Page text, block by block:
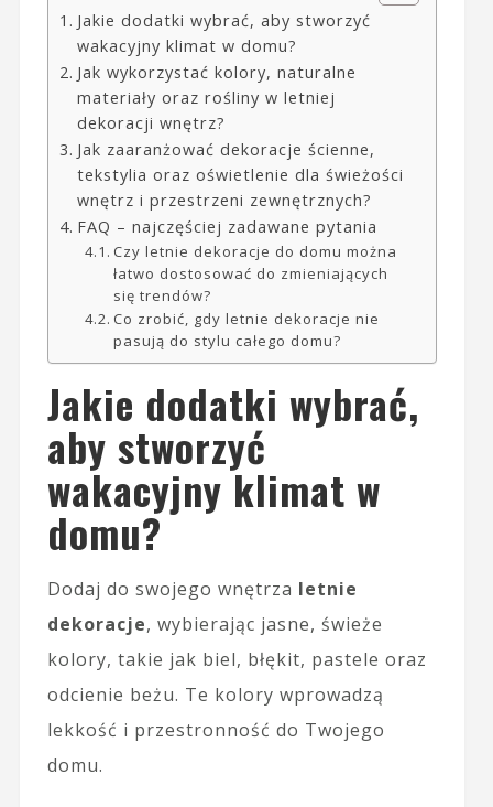
Jakie dodatki wybrać, aby stworzyć
wakacyjny klimat w domu?
Jak wykorzystać kolory, naturalne
materiały oraz rośliny w letniej
dekoracji wnętrz?
Jak zaaranżować dekoracje ścienne,
tekstylia oraz oświetlenie dla świeżości
wnętrz i przestrzeni zewnętrznych?
FAQ – najczęściej zadawane pytania
Czy letnie dekoracje do domu można
łatwo dostosować do zmieniających
się trendów?
Co zrobić, gdy letnie dekoracje nie
pasują do stylu całego domu?
Jakie dodatki wybrać,
aby stworzyć
wakacyjny klimat w
domu?
Dodaj do swojego wnętrza letnie
dekoracje, wybierając jasne, świeże
kolory, takie jak biel, błękit, pastele oraz
odcienie beżu. Te kolory wprowadzą
lekkość i przestronność do Twojego
domu.